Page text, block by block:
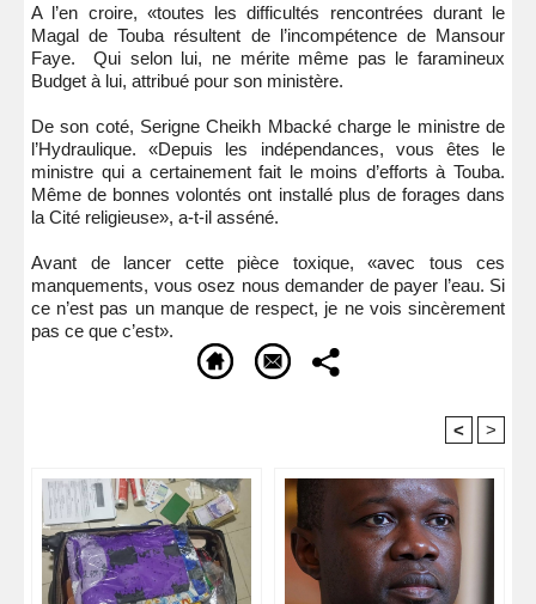
A l’en croire, «toutes les difficultés rencontrées durant le
Magal de Touba résultent de l’incompétence de Mansour
Faye. Qui selon lui, ne mérite même pas le faramineux
Budget à lui, attribué pour son ministère.
De son coté, Serigne Cheikh Mbacké charge le ministre de
l’Hydraulique. «Depuis les indépendances, vous êtes le
ministre qui a certainement fait le moins d’efforts à Touba.
Même de bonnes volontés ont installé plus de forages dans
la Cité religieuse», a-t-il asséné.
Avant de lancer cette pièce toxique, «avec tous ces
manquements, vous osez nous demander de payer l’eau. Si
ce n’est pas un manque de respect, je ne vois sincèrement
pas ce que c’est».
< >